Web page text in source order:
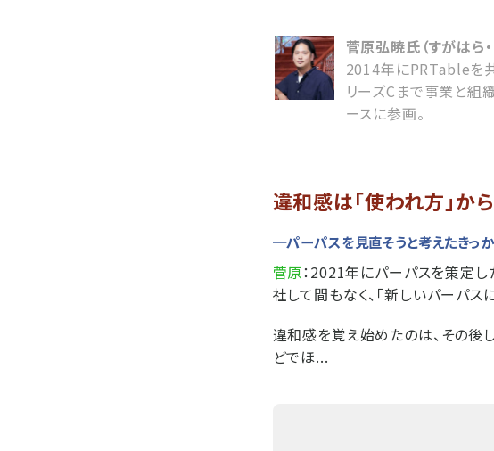
菅原弘暁氏（すがはら・
2014年にPRTableを
リーズCまで事業と組
ースに参画。
違和感は「使われ方」から
─パーパスを見直そうと考えたきっか
菅原：2021年にパーパスを策定
社して間もなく、「新しいパーパ
違和感を覚え始めたのは、その後
どでほ...